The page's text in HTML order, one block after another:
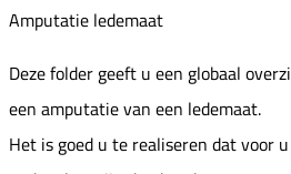
Amputatie ledemaat
Deze folder geeft u een globaal
een amputatie van een ledemaat.
Het is goed u te realiseren dat voor